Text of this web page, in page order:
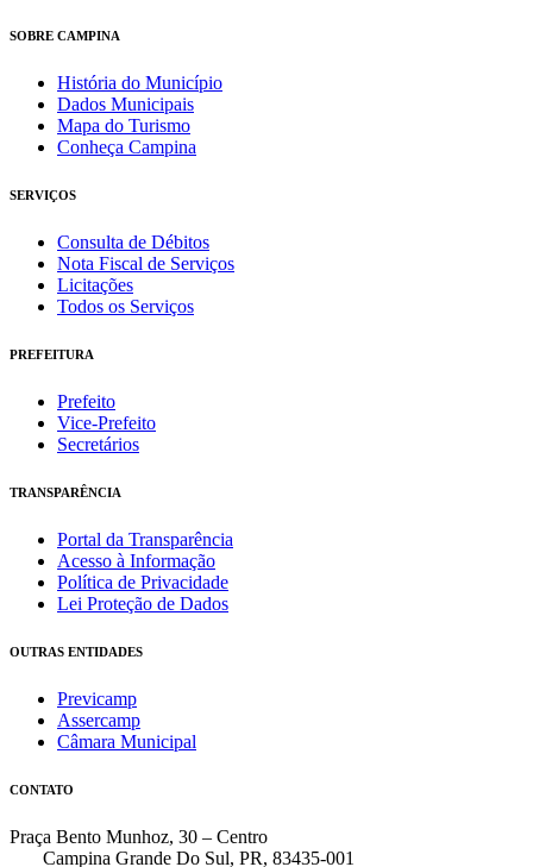
SOBRE CAMPINA
História do Município
Dados Municipais
Mapa do Turismo
Conheça Campina
SERVIÇOS
Consulta de Débitos
Nota Fiscal de Serviços
Licitações
Todos os Serviços
PREFEITURA
Prefeito
Vice-Prefeito
Secretários
TRANSPARÊNCIA
Portal da Transparência
Acesso à Informação
Política de Privacidade
Lei Proteção de Dados
OUTRAS ENTIDADES
Previcamp
Assercamp
Câmara Municipal
CONTATO
Praça Bento Munhoz, 30 – Centro
Campina Grande Do Sul, PR, 83435-001